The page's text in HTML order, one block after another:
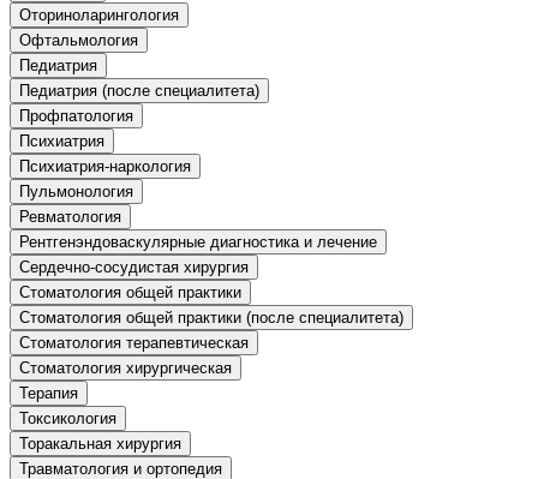
Безопасность труда
Экономика и управление
Управление производством
общественного питания в
организации
Управление административно-
хозяйственной деятельностью
Техника-технологии
Прикладная геология, горное дело,
нефтегазовое дело и геодезия
Оториноларингология
Офтальмология
Педиатрия
Педиатрия (после специалитета)
Профпатология
Психиатрия
Психиатрия-наркология
Пульмонология
Ревматология
Рентгенэндоваскулярные диагностика и лечение
Сердечно-сосудистая хирургия
Стоматология общей практики
Стоматология общей практики (после специалитета)
Стоматология терапевтическая
Стоматология хирургическая
Терапия
Токсикология
Торакальная хирургия
Травматология и ортопедия